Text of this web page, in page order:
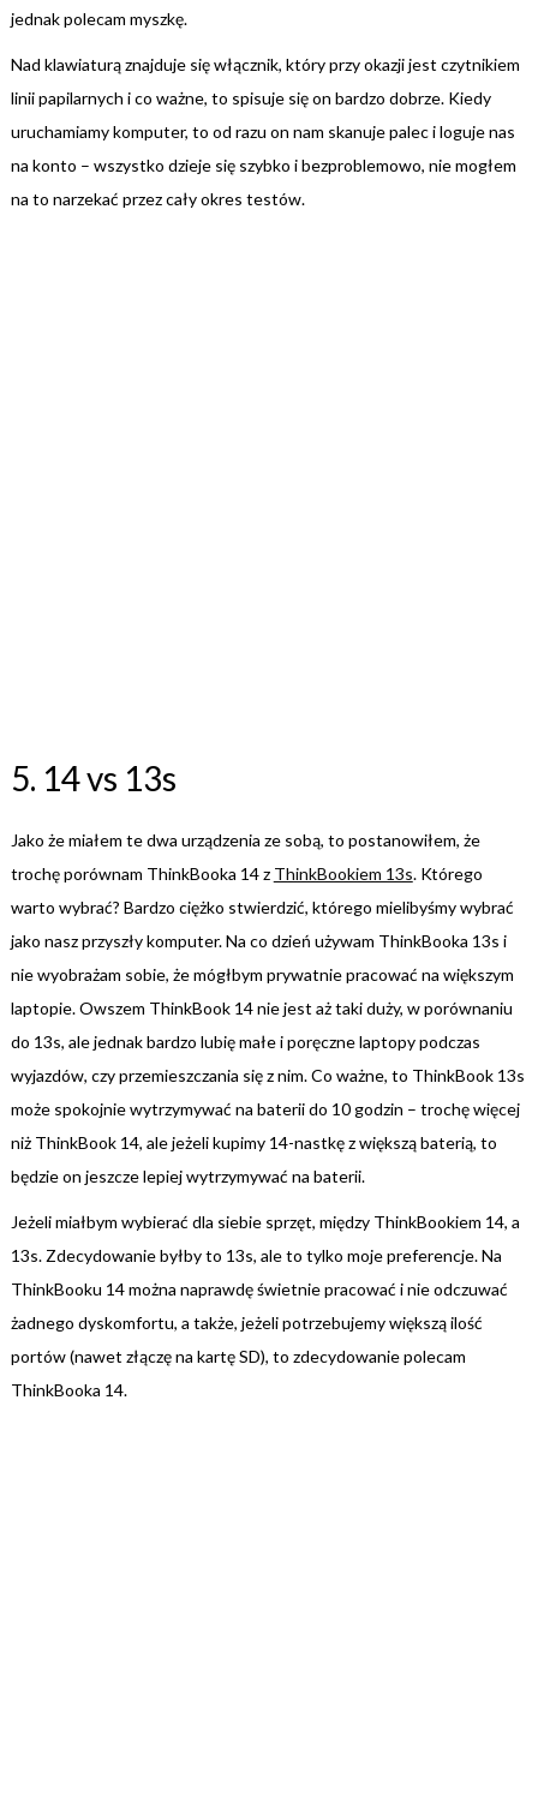
jednak polecam myszkę.
Nad klawiaturą znajduje się włącznik, który przy okazji jest czytnikiem
linii papilarnych i co ważne, to spisuje się on bardzo dobrze. Kiedy
uruchamiamy komputer, to od razu on nam skanuje palec i loguje nas
na konto – wszystko dzieje się szybko i bezproblemowo, nie mogłem
na to narzekać przez cały okres testów.
5. 14 vs 13s
Jako że miałem te dwa urządzenia ze sobą, to postanowiłem, że
trochę porównam ThinkBooka 14 z ThinkBookiem 13s. Którego
warto wybrać? Bardzo ciężko stwierdzić, którego mielibyśmy wybrać
jako nasz przyszły komputer. Na co dzień używam ThinkBooka 13s i
nie wyobrażam sobie, że mógłbym prywatnie pracować na większym
laptopie. Owszem ThinkBook 14 nie jest aż taki duży, w porównaniu
do 13s, ale jednak bardzo lubię małe i poręczne laptopy podczas
wyjazdów, czy przemieszczania się z nim. Co ważne, to ThinkBook 13s
może spokojnie wytrzymywać na baterii do 10 godzin – trochę więcej
niż ThinkBook 14, ale jeżeli kupimy 14-nastkę z większą baterią, to
będzie on jeszcze lepiej wytrzymywać na baterii.
Jeżeli miałbym wybierać dla siebie sprzęt, między ThinkBookiem 14, a
13s. Zdecydowanie byłby to 13s, ale to tylko moje preferencje. Na
ThinkBooku 14 można naprawdę świetnie pracować i nie odczuwać
żadnego dyskomfortu, a także, jeżeli potrzebujemy większą ilość
portów (nawet złączę na kartę SD), to zdecydowanie polecam
ThinkBooka 14.